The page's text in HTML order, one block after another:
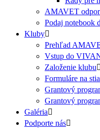
AMAVET
Podaj notebook
Kluby
Prehľad
Vstup do
Založenie klubu
Formuláre na
Grantový
Grantový
Galéria
Podporte nás